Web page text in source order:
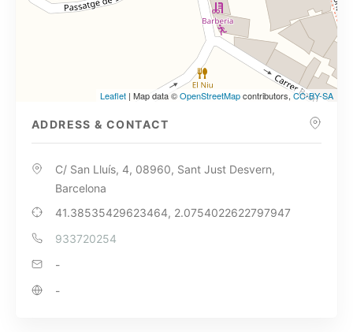
Leaflet | Map data ©OpenStreetMapcontributors, CC-BY-SA
ADDRESS & CONTACT
C/ San Lluís, 4, 08960, Sant Just Desvern,
Barcelona
41.38535429623464, 2.0754022622797947
933720254
-
-